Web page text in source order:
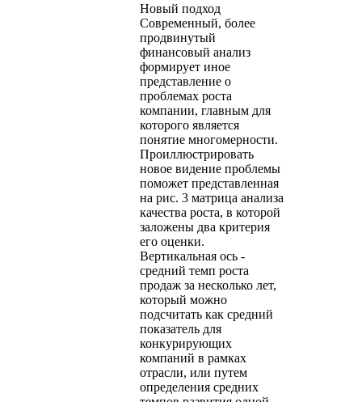
Новый подход
Современный, более
продвинутый
финансовый анализ
формирует иное
представление о
проблемах роста
компании, главным для
которого является
понятие многомерности.
Проиллюстрировать
новое видение проблемы
поможет представленная
на рис. 3 матрица анализа
качества роста, в которой
заложены два критерия
его оценки.
Вертикальная ось -
средний темп роста
продаж за несколько лет,
который можно
подсчитать как средний
показатель для
конкурирующих
компаний в рамках
отрасли, или путем
определения средних